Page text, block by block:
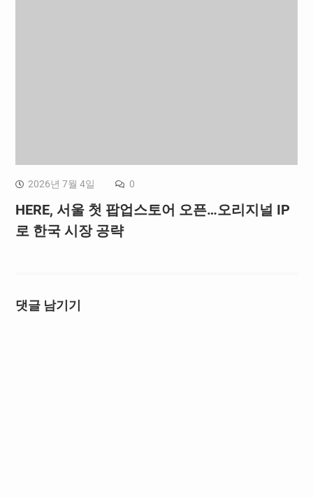
2026년 7월 4일 0
HERE, 서울 첫 팝업스토어 오픈…오리지널 IP
로 한국 시장 공략
댓글 남기기